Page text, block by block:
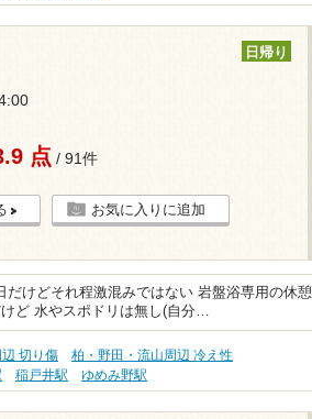
日帰り
点 / 91件
お気に入りに追加
だけどそれ程激混みではない 岩盤浴専用の休憩
ど 水やスポドリは無し(自分…
切り傷
柏・野田・流山周辺 冷え性
稲戸井駅 ゆめみ野駅